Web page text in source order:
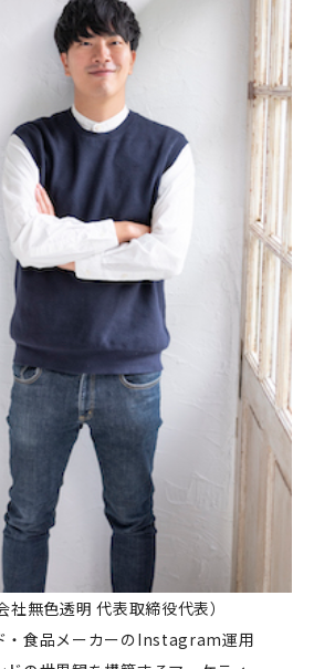
社無色透明 代表取締役代表）
・食品メーカーのInstagram運用